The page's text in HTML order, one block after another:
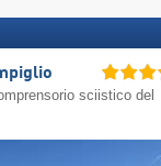
sciistico del